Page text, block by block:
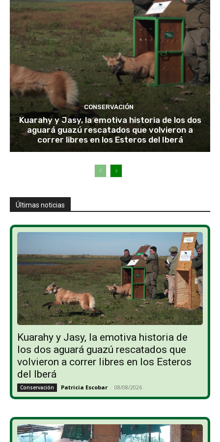
CONSERVACIÓN
Kuarahy y Jasy, la emotiva historia de los dos
aguará guazú rescatados que volvieron a
correr libres en los Esteros del Iberá
Últimas noticias
Kuarahy y Jasy, la emotiva historia de
los dos aguará guazú rescatados que
volvieron a correr libres en los Esteros
del Iberá
Conservación Patricia Escobar - 08/08/2026